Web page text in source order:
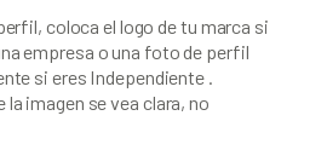
coloca el logo de tu marca si
empresa o una foto de perfil
si eres Independiente .
la imagen se vea clara, no